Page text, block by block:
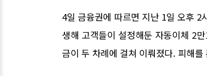
4일 금융권에 따르면 지난 1일 오후
생해 고객들이 설정해둔 자동이체 2
금이 두 차례에 걸쳐 이뤄졌다. 피해